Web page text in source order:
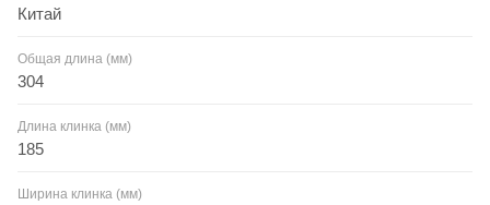
Китай
Общая длина (мм)
304
Длина клинка (мм)
185
Ширина клинка (мм)